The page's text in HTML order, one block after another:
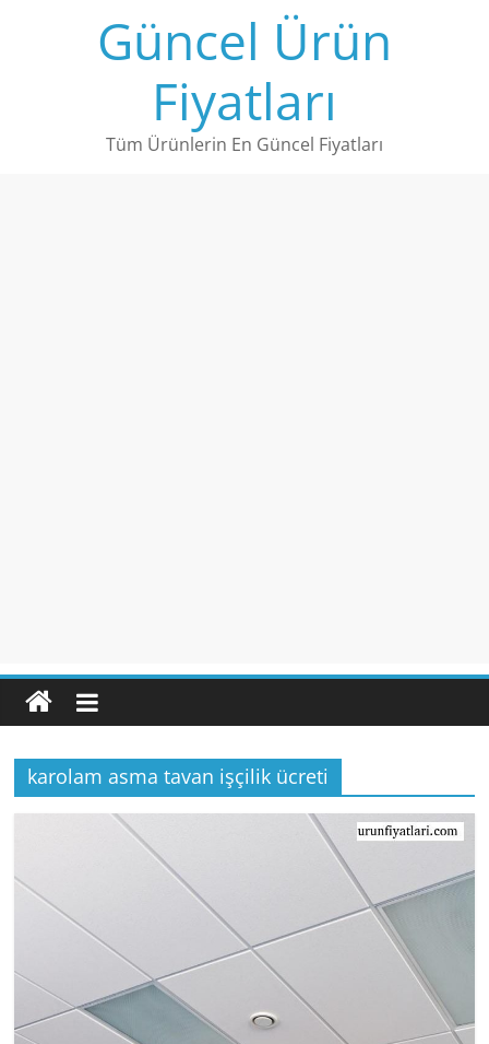
Güncel Ürün
Fiyatları
Tüm Ürünlerin En Güncel Fiyatları
karolam asma tavan işçilik ücreti